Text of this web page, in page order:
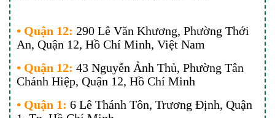
• Quận 12: 290 Lê Văn Khương, Phường Thới
An, Quận 12, Hồ Chí Minh, Việt Nam
• Quận 12: 43 Nguyễn Ảnh Thủ, Phường Tân
Chánh Hiệp, Quận 12, Hồ Chí Minh
• Quận 1: 6 Lê Thánh Tôn, Trương Định, Quận